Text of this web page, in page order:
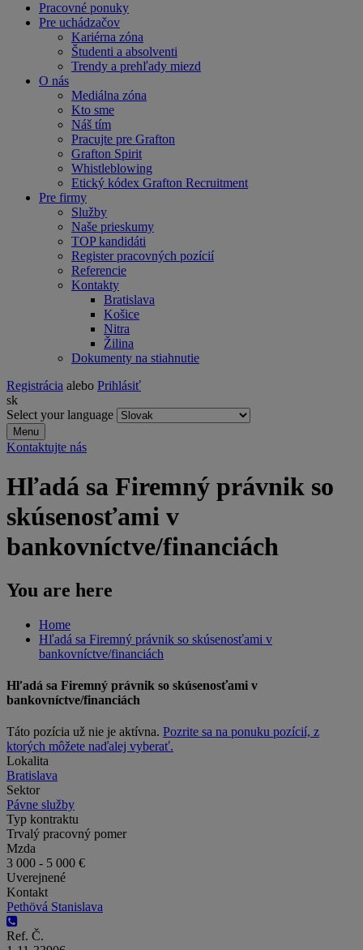
Pracovné ponuky
Pre uchádzačov
Kariérna zóna
Študenti a absolventi
Trendy a prehľady miezd
O nás
Mediálna zóna
Kto sme
Náš tím
Pracujte pre Grafton
Grafton Spirit
Whistleblowing
Etický kódex Grafton Recruitment
Pre firmy
Služby
Naše prieskumy
TOP kandidáti
Register pracovných pozícií
Referencie
Kontakty
Bratislava
Košice
Nitra
Žilina
Dokumenty na stiahnutie
Registrácia alebo Prihlásiť
sk
Select your language
Menu
Kontaktujte nás
Hľadá sa Firemný právnik so
skúsenosťami v
bankovníctve/financiách
You are here
Home
Hľadá sa Firemný právnik so skúsenosťami v
bankovníctve/financiách
Hľadá sa Firemný právnik so skúsenosťami v
bankovníctve/financiách
Táto pozícia už nie je aktívna. Pozrite sa na ponuku pozícií, z
ktorých môžete naďalej vyberať.
Lokalita
Bratislava
Sektor
Pávne služby
Typ kontraktu
Trvalý pracovný pomer
Mzda
3 000 - 5 000 €
Uverejnené
Kontakt
Pethövá Stanislava
Ref. Č.